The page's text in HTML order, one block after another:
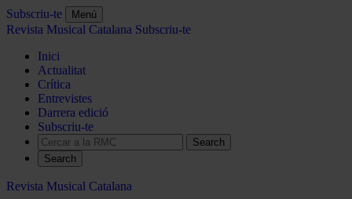
Subscriu-te Menú
Revista Musical Catalana Subscriu-te
Inici
Actualitat
Crítica
Entrevistes
Darrera edició
Subscriu-te
Search
Revista Musical Catalana